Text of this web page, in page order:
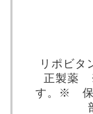
リポビ
正製薬
す。※